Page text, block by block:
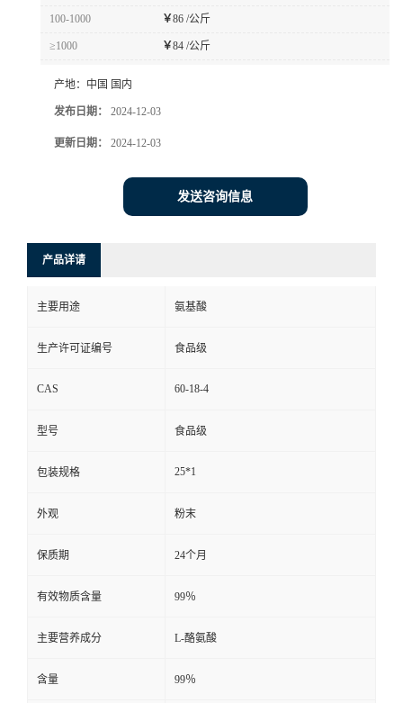
100-1000 ￥86 /公斤
≥1000 ￥84 /公斤
产地： 中国 国内
发布日期： 2024-12-03
更新日期： 2024-12-03
发送咨询信息
产品详请
主要用途 氨基酸
生产许可证编号 食品级
CAS 60-18-4
型号 食品级
包装规格 25*1
外观 粉末
保质期 24个月
有效物质含量 99％
主要营养成分 L-酪氨酸
含量 99％